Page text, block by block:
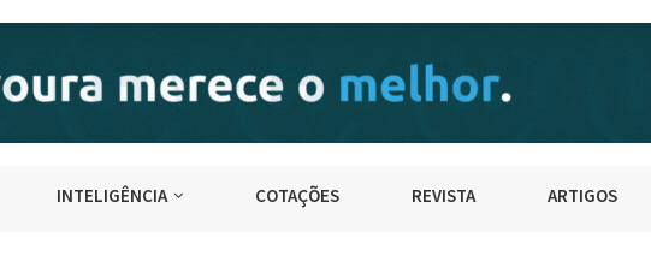
INTELIGÊNCIA COTAÇÕES REVISTA ARTIGOS